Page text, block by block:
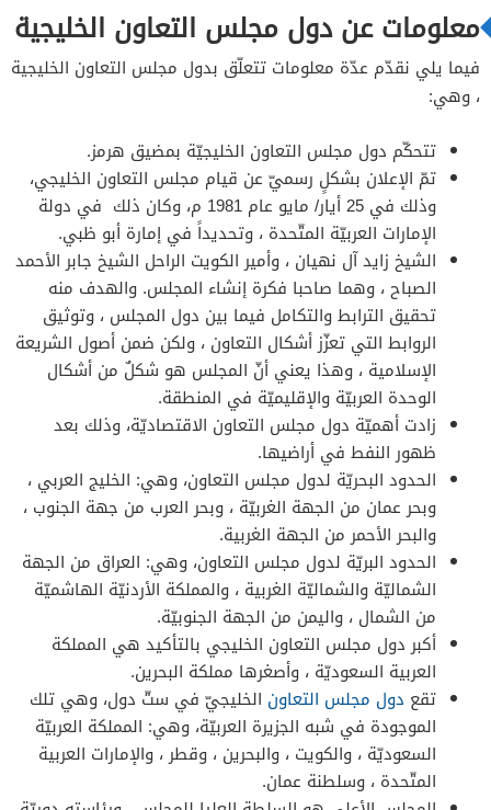
معلومات عن دول مجلس التعاون الخليجية
فيما يلي نقدّم عدّة معلومات تتعلّق بدول مجلس التعاون الخليجية
، وهي:
تتحكّم دول مجلس التعاون الخليجيّة بمضيق هرمز.
تمّ الإعلان بشكلٍ رسميّ عن قيام مجلس التعاون الخليجي،
وذلك في 25 أيار/ مايو عام 1981 م، وكان ذلك في دولة
الإمارات العربيّة المتّحدة ، وتحديداً في إمارة أبو ظبي.
الشيخ زايد آل نهيان ، وأمير الكويت الراحل الشيخ جابر الأحمد
الصباح ، وهما صاحبا فكرة إنشاء المجلس. والهدف منه
تحقيق الترابط والتكامل فيما بين دول المجلس ، وتوثيق
الروابط التي تعزّز أشكال التعاون ، ولكن ضمن أصول الشريعة
الإسلامية ، وهذا يعني أنّ المجلس هو شكلٌ من أشكال
الوحدة العربيّة والإقليميّة في المنطقة.
زادت أهميّة دول مجلس التعاون الاقتصاديّة، وذلك بعد
ظهور النفط في أراضيها.
الحدود البحريّة لدول مجلس التعاون، وهي: الخليج العربي ،
وبحر عمان من الجهة الغربيّة ، وبحر العرب من جهة الجنوب ،
والبحر الأحمر من الجهة الغربية.
الحدود البريّة لدول مجلس التعاون، وهي: العراق من الجهة
الشماليّة والشماليّة الغربية ، والمملكة الأردنيّة الهاشميّة
من الشمال ، واليمن من الجهة الجنوبيّة.
أكبر دول مجلس التعاون الخليجي بالتأكيد هي المملكة
العربية السعوديّة ، وأصغرها مملكة البحرين.
تقع دول مجلس التعاون الخليجيّ في ستّ دول، وهي تلك
الموجودة في شبه الجزيرة العربيّة، وهي: المملكة العربيّة
السعوديّة ، والكويت ، والبحرين ، وقطر ، والإمارات العربية
المتّحدة ، وسلطنة عمان.